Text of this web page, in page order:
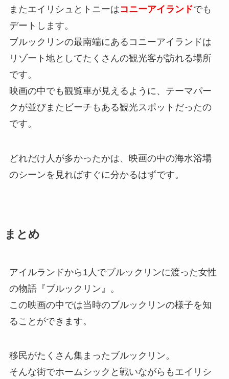
またエイリシュとトニーはコニーアイランドでも
デートします。
ブルックリンの最南端にあるコニーアイランドは
リゾート地としてたくさんの観光客が訪れる場所
です。
映画の中でも観覧車が見えるように、テーマパー
クが並びまたビーチもある観光スポットだったの
です。
どれだけ人が多かったかは、映画の中の海水浴場
のシーンを見ればすぐに分かるはずです。
まとめ
アイルランドから1人でブルックリンに渡った女性
の物語『ブルックリン』。
この映画の中では当時のブルックリンの様子を知
ることができます。
移民がたくさん集まったブルックリン。
そんな街でホームシックと戦いながらもエイリシ